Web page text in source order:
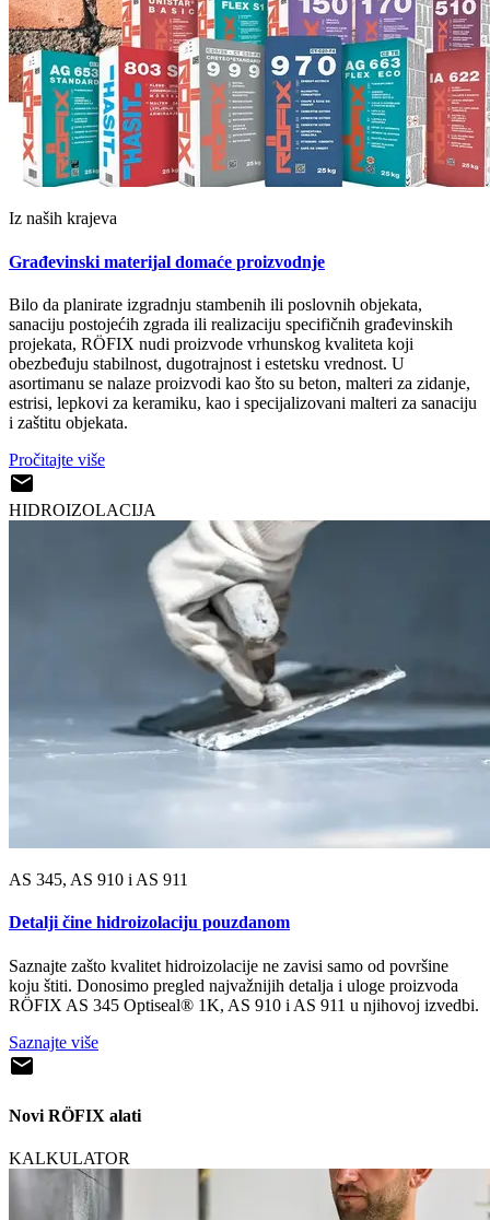
Iz naših krajeva
Građevinski materijal domaće proizvodnje
Bilo da planirate izgradnju stambenih ili poslovnih objekata,
sanaciju postojećih zgrada ili realizaciju specifičnih građevinskih
projekata, RÖFIX nudi proizvode vrhunskog kvaliteta koji
obezbeđuju stabilnost, dugotrajnost i estetsku vrednost. U
asortimanu se nalaze proizvodi kao što su beton, malteri za zidanje,
estrisi, lepkovi za keramiku, kao i specijalizovani malteri za sanaciju
i zaštitu objekata.
Pročitajte više
HIDROIZOLACIJA
AS 345, AS 910 i AS 911
Detalji čine hidroizolaciju pouzdanom
Saznajte zašto kvalitet hidroizolacije ne zavisi samo od površine
koju štiti. Donosimo pregled najvažnijih detalja i uloge proizvoda
RÖFIX AS 345 Optiseal® 1K, AS 910 i AS 911 u njihovoj izvedbi.
Saznajte više
Novi RÖFIX alati
KALKULATOR